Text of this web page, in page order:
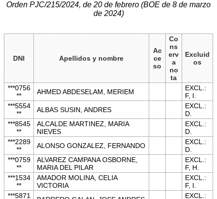
Orden PJC/215/2024, de 20 de febrero (BOE de 8 de marzo
de 2024)
DNI Apellidos y nombre
Ac
ce
so
Co
ns
erv
a
no
ta
Excluid
os
***0756
**
AHMED ABDESELAM, MERIEM
EXCL.:
F, I.
***5554
**
ALBAS SUSIN, ANDRES
EXCL.:
D.
***8545
**
ALCALDE MARTINEZ, MARIA
NIEVES
EXCL.:
D.
***2289
**
ALONSO GONZALEZ, FERNANDO
EXCL.:
D.
***0759
**
ALVAREZ CAMPANA OSBORNE,
MARIA DEL PILAR
EXCL.:
F, H.
***1534
**
AMADOR MOLINA, CELIA
VICTORIA
EXCL.:
F, I.
***5871
EXCL.: